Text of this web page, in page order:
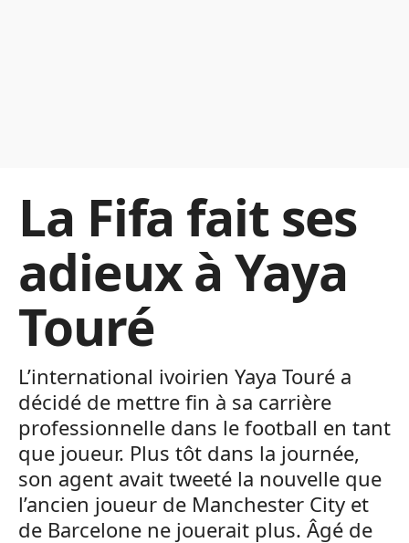
La Fifa fait ses
adieux à Yaya
Touré
L’international ivoirien Yaya Touré a
décidé de mettre fin à sa carrière
professionnelle dans le football en tant
que joueur. Plus tôt dans la journée,
son agent avait tweeté la nouvelle que
l’ancien joueur de Manchester City et
de Barcelone ne jouerait plus. Âgé de